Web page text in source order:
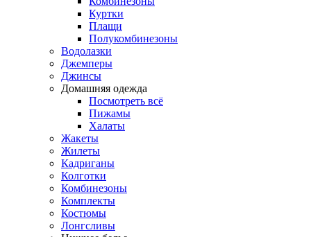
Куртки
Плащи
Полукомбинезоны
Водолазки
Джемперы
Джинсы
Домашняя одежда
Посмотреть всё
Пижамы
Халаты
Жакеты
Жилеты
Кадриганы
Колготки
Комбинезоны
Комплекты
Костюмы
Лонгсливы